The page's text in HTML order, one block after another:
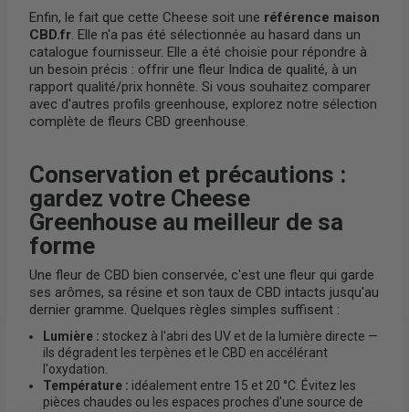
Enfin, le fait que cette Cheese soit une référence maison
CBD.fr. Elle n'a pas été sélectionnée au hasard dans un
catalogue fournisseur. Elle a été choisie pour répondre à
un besoin précis : offrir une fleur Indica de qualité, à un
rapport qualité/prix honnête. Si vous souhaitez comparer
avec d'autres profils greenhouse, explorez notre sélection
complète de fleurs CBD greenhouse.
Conservation et précautions :
gardez votre Cheese
Greenhouse au meilleur de sa
forme
Une fleur de CBD bien conservée, c'est une fleur qui garde
ses arômes, sa résine et son taux de CBD intacts jusqu'au
dernier gramme. Quelques règles simples suffisent :
Lumière : stockez à l'abri des UV et de la lumière directe —
ils dégradent les terpènes et le CBD en accélérant
l'oxydation.
Température : idéalement entre 15 et 20 °C. Évitez les
pièces chaudes ou les espaces proches d'une source de